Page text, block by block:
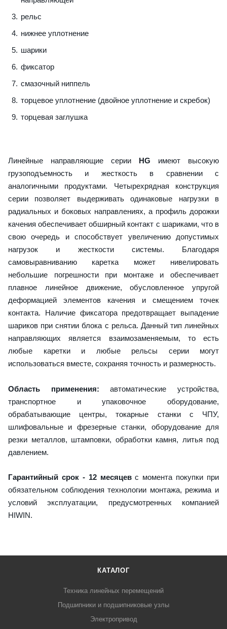
рельс
нижнее уплотнение
шарики
фиксатор
смазочный ниппель
торцевое уплотнение (двойное уплотнение и скребок)
торцевая заглушка
Линейные направляющие серии HG имеют высокую
грузоподъемность и жесткость в сравнении с
аналогичными продуктами. Четырехрядная конструкция
серии позволяет выдерживать одинаковые нагрузки в
радиальных и боковых направлениях, а профиль дорожки
качения обеспечивает обширный контакт с шариками, что в
свою очередь и способствует увеличению допустимых
нагрузок и жесткости системы. Благодаря
самовыравниванию каретка может нивелировать
небольшие погрешности при монтаже и обеспечивает
плавное линейное движение, обусловленное упругой
деформацией элементов качения и смещением точек
контакта. Наличие фиксатора предотвращает выпадение
шариков при снятии блока с рельса. Данный тип линейных
направляющих является взаимозаменяемым, то есть
любые каретки и любые рельсы серии могут
использоваться вместе, сохраняя точность и размерность.
Область применения: автоматические устройства,
транспортное и упаковочное оборудование,
обрабатывающие центры, токарные станки с ЧПУ,
шлифовальные и фрезерные станки, оборудование для
резки металлов, штамповки, обработки камня, литья под
давлением.
Гарантийный срок - 12 месяцевс момента покупки при
обязательном соблюдения технологии монтажа, режима и
условий эксплуатации, предусмотренных компанией
HIWIN.
КАТАЛОГ
Техника линейных перемещений
Подшипники и подшипниковые узлы
Электропривод